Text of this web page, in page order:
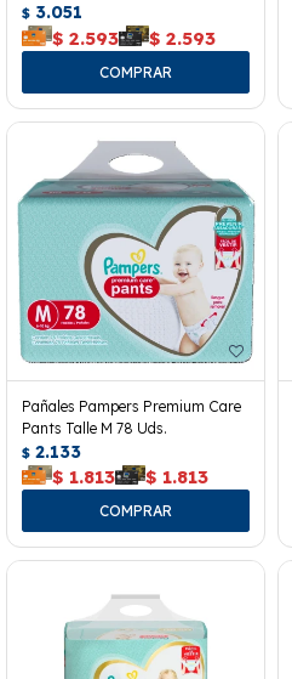
$ 3.051
$ 2.593 $ 2.593
Pañales Pampers Premium Care
Pants Talle M 78 Uds.
$ 2.133
$ 1.813 $ 1.813